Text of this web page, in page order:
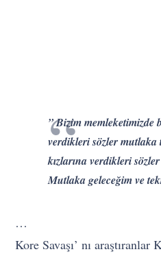
” Bizim memleketimizde
verdikleri sözler
kızlarına verdikleri
Mutlaka geleceğim ve
…
Kore Savaşı’ nı